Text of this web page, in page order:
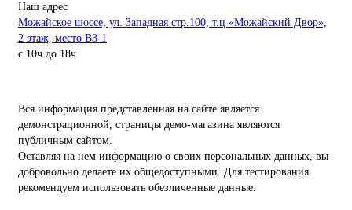
Наш адрес
Можайское шоссе, ул. Западная стр.100, т.ц «Можайский Двор»,
2 этаж, место B3-1
с 10ч до 18ч
Вся информация представленная на сайте является
демонстрационной, страницы демо-магазина являются
публичным сайтом.
Оставляя на нем информацию о своих персональных данных, вы
добровольно делаете их общедоступными. Для тестирования
рекомендуем использовать обезличенные данные.